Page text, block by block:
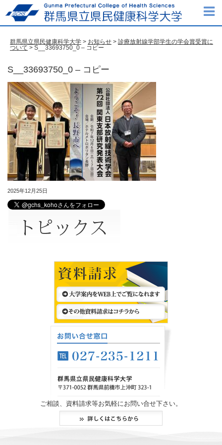
群馬県立県民健康科学大学 > お知らせ > 診療放射線学部学生の学会賞受賞に
ついて > S__33693750_0 – コピー
S__33693750_0 – コピー
2025年12月25日
ご相談、資料請求等お気軽にお問い合せ下さい。